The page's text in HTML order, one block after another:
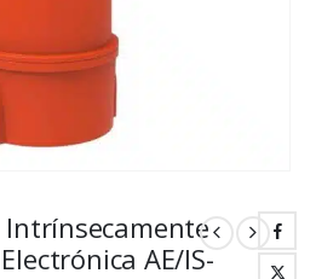
Intrínsecamente
AE/IS-